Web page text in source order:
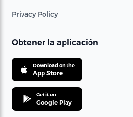
Privacy Policy
Obtener la aplicación
Download on the
App Store
Get it on
Google Play